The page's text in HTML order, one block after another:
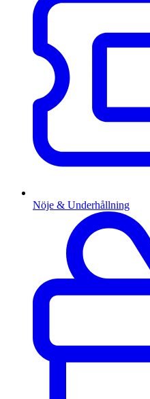
Nöje & Underhållning